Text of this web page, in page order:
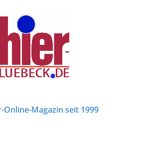
Online-Magazin seit 1999